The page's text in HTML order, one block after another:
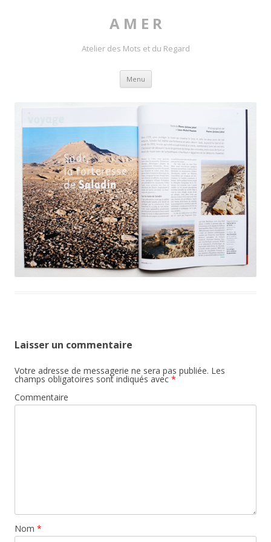
A M E R
Atelier des Mots et du Regard
Menu Skip to content
Laisser un commentaire
Votre adresse de messagerie ne sera pas publiée. Les
champs obligatoires sont indiqués avec *
Commentaire
Nom *